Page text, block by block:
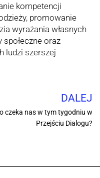
kompetencji
promowanie
wyrażania własnych
oraz
ludzi szerszej
DALEJ
czeka nas w tym tygodniu w
Przejściu Dialogu?